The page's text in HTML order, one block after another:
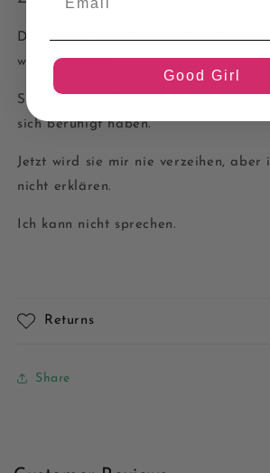
Die einzige Möglichkeit, sie zu
wegzusperren.
Sie als meine Gefangene
sich beruhigt haben.
Jetzt wird sie mir nie verzeihen, aber
nicht erklären.
Ich kann nicht sprechen.
Returns
Share
Good Girl